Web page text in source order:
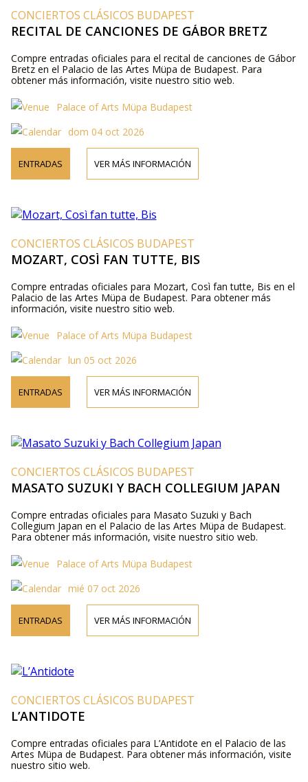
CONCIERTOS CLÁSICOS BUDAPEST
RECITAL DE CANCIONES DE GÁBOR BRETZ
Compre entradas oficiales para el recital de canciones de Gábor
Bretz en el Palacio de las Artes Müpa de Budapest. Para
obtener más información, visite nuestro sitio web.
Palace of Arts Müpa Budapest
dom 04 oct 2026
ENTRADAS VER MÁS INFORMACIÓN
CONCIERTOS CLÁSICOS BUDAPEST
MOZART, COSÌ FAN TUTTE, BIS
Compre entradas oficiales para Mozart, Così fan tutte, Bis en el
Palacio de las Artes Müpa de Budapest. Para obtener más
información, visite nuestro sitio web.
Palace of Arts Müpa Budapest
lun 05 oct 2026
ENTRADAS VER MÁS INFORMACIÓN
CONCIERTOS CLÁSICOS BUDAPEST
MASATO SUZUKI Y BACH COLLEGIUM JAPAN
Compre entradas oficiales para Masato Suzuki y Bach
Collegium Japan en el Palacio de las Artes Müpa de Budapest.
Para obtener más información, visite nuestro sitio web.
Palace of Arts Müpa Budapest
mié 07 oct 2026
ENTRADAS VER MÁS INFORMACIÓN
CONCIERTOS CLÁSICOS BUDAPEST
L’ANTIDOTE
Compre entradas oficiales para L’Antidote en el Palacio de las
Artes Müpa de Budapest. Para obtener más información, visite
nuestro sitio web.